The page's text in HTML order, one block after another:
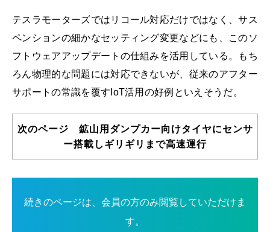
テスラモーターズではリコール対応だけではなく、サス
ペンションの細かなセッティング変更などにも、このソ
フトウェアアップデートの仕組みを活用している。もち
ろん物理的な問題には対応できないが、従来のアフター
サポートの常識を覆すIoT活用の好例といえそうだ。
次のページ 鉱山用ダンプカー向けタイヤにセンサ
ー搭載しギリギリまで高速運行
続きのページは、会員の方のみ閲覧していただけま
す。